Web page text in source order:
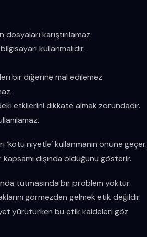
karıştırılamaz.
kullanmalıdır.
bir diğerine mal edilemez.
etkilerini dikkate almak zorundadır.
niyetle’ kullanmanın önüne geçer.
dışında olduğunu gösterir.
tutmasında bir problem yoktur.
görmezden gelmek etik değildir.
yürütürken bu etik kaideleri göz